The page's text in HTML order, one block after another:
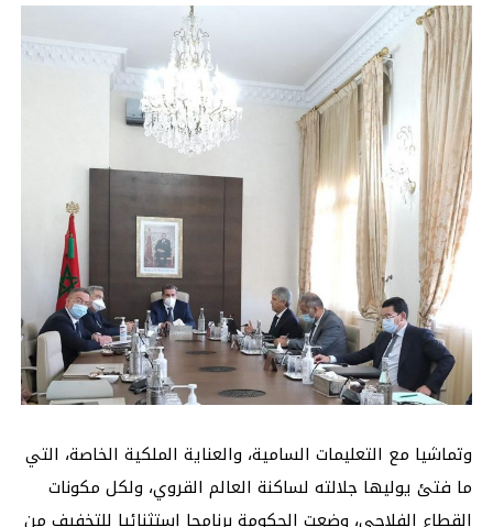
وتماشيا مع التعليمات السامية، والعناية الملكية الخاصة، التي
ما فتئ يوليها جلالته لساكنة العالم القروي، ولكل مكونات
القطاع الفلاحي، وضعت الحكومة برنامجا استثنائيا للتخفيف من